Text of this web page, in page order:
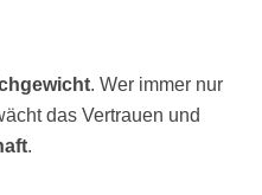
. Wer immer nur
das Vertrauen und
.